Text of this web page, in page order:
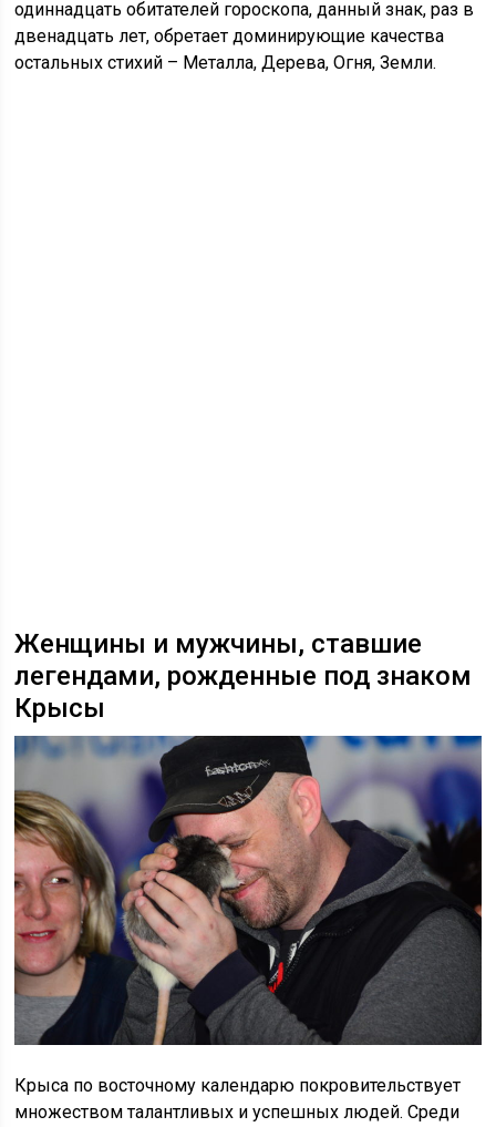
одиннадцать обитателей гороскопа, данный знак, раз в
двенадцать лет, обретает доминирующие качества
остальных стихий – Металла, Дерева, Огня, Земли.
Женщины и мужчины, ставшие
легендами, рожденные под знаком
Крысы
Крыса по восточному календарю покровительствует
множеством талантливых и успешных людей. Среди